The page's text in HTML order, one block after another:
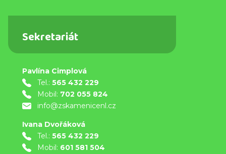
Sekretariát
Pavlína Cimplová
Tel.: 565 432 229
Mobil: 702 055 824
info@zskamenicenl.cz
Ivana Dvořáková
Tel.: 565 432 229
Mobil: 601 581 504